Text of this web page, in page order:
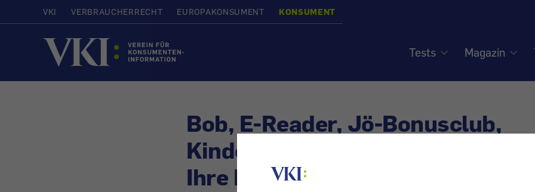
VKI VERBRAUCHERRECHT EUROPAKONSUMENT KONSUMENT
Startseite
Tests Magazin
Bob, E-Reader, Jö-Bonusclub,
Kinderlebensmittel, LED-
Ihre Meinung ist uns wichtig